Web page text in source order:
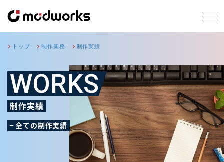
トップ 制作業務 制作実績
WORKS
制作実績
全ての制作実績